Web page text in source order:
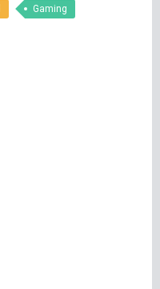
Gaming